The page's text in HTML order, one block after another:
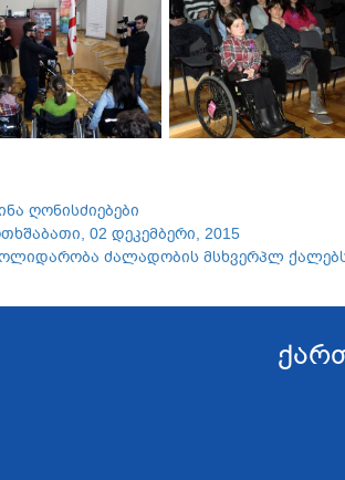
ღონისძიებები
02 დეკემბერი, 2015
ძალადობის მსხვერპლ